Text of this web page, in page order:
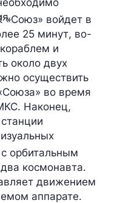
.
«Союз» войдет в
25 минут, во-
и
около двух
осуществить
во время
Наконец,
орбитальным
два космонавта.
движением
аппарате.